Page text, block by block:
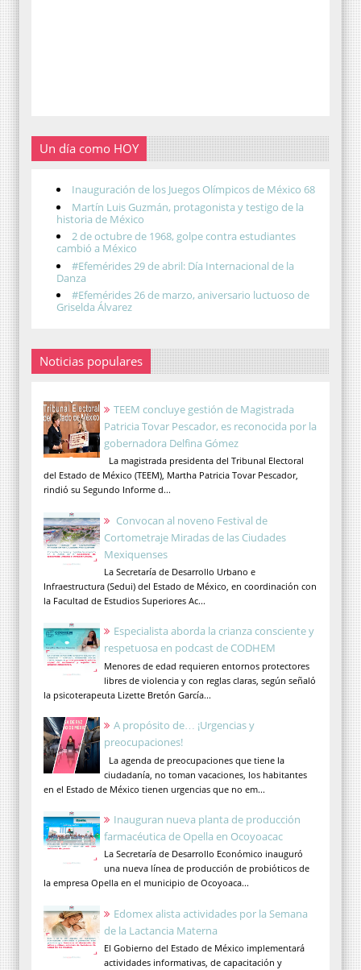
Un día como HOY
Inauguración de los Juegos Olímpicos de México 68
Martín Luis Guzmán, protagonista y testigo de la
historia de México
2 de octubre de 1968, golpe contra estudiantes
cambió a México
#Efemérides 29 de abril: Día Internacional de la
Danza
#Efemérides 26 de marzo, aniversario luctuoso de
Griselda Álvarez
Noticias populares
TEEM concluye gestión de Magistrada
Patricia Tovar Pescador, es reconocida por la
gobernadora Delfina Gómez
La magistrada presidenta del Tribunal Electoral
del Estado de México (TEEM), Martha Patricia Tovar Pescador,
rindió su Segundo Informe d...
Convocan al noveno Festival de
Cortometraje Miradas de las Ciudades
Mexiquenses
La Secretaría de Desarrollo Urbano e
Infraestructura (Sedui) del Estado de México, en coordinación con
la Facultad de Estudios Superiores Ac...
Especialista aborda la crianza consciente y
respetuosa en podcast de CODHEM
Menores de edad requieren entornos protectores
libres de violencia y con reglas claras, según señaló
la psicoterapeuta Lizette Bretón García...
A propósito de… ¡Urgencias y
preocupaciones!
La agenda de preocupaciones que tiene la
ciudadanía, no toman vacaciones, los habitantes
en el Estado de México tienen urgencias que no em...
Inauguran nueva planta de producción
farmacéutica de Opella en Ocoyoacac
La Secretaría de Desarrollo Económico inauguró
una nueva línea de producción de probióticos de
la empresa Opella en el municipio de Ocoyoaca...
Edomex alista actividades por la Semana
de la Lactancia Materna
El Gobierno del Estado de México implementará
actividades informativas, de capacitación y